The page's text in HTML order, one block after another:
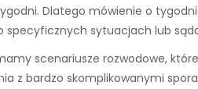
Dlatego mówienie o
specyficznych sytuacjach lub
scenariusze rozwodowe,
z bardzo skomplikowanymi